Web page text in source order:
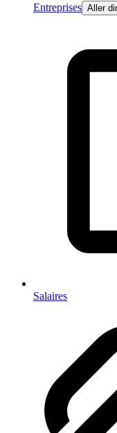
Entreprises Aller
Salaires